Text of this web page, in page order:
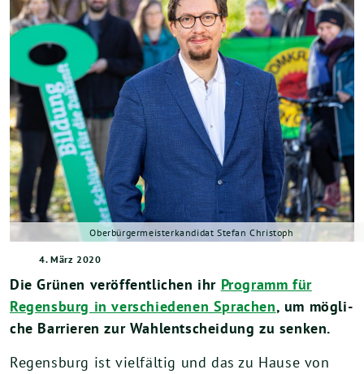
Oberbürgermeisterkandidat Stefan Christoph
4. März 2020
Die Grü­nen ver­öf­fent­li­chen ihr Pro­gramm für
Regens­burg in ver­schie­de­nen Spra­chen, um mög­li­
che Bar­rie­ren zur Wahl­ent­schei­dung zu senken.
Regens­burg ist viel­fäl­tig und das zu Hau­se von